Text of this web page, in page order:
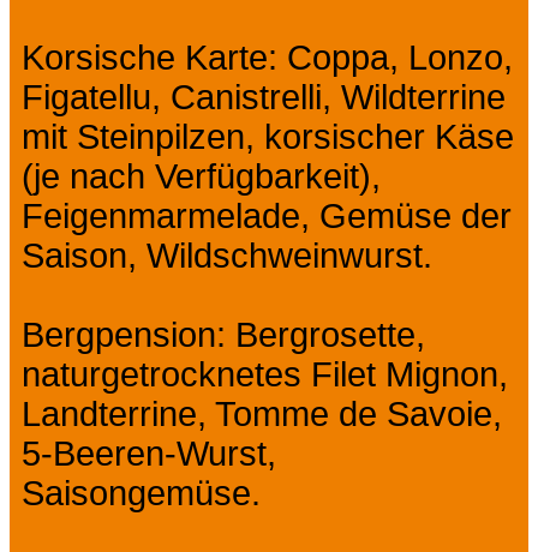
Korsische Karte: Coppa, Lonzo,
Figatellu, Canistrelli, Wildterrine
mit Steinpilzen, korsischer Käse
(je nach Verfügbarkeit),
Feigenmarmelade, Gemüse der
Saison, Wildschweinwurst.
Bergpension: Bergrosette,
naturgetrocknetes Filet Mignon,
Landterrine, Tomme de Savoie,
5-Beeren-Wurst,
Saisongemüse.